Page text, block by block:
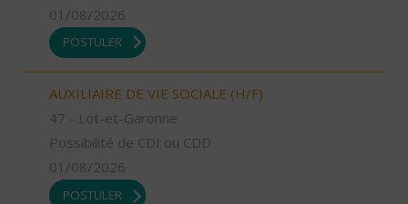
01/08/2026
POSTULER
AUXILIAIRE DE VIE SOCIALE (H/F)
47 - Lot-et-Garonne
Possibilité de CDI ou CDD
01/08/2026
POSTULER